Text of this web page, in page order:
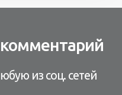
из соц. сетей